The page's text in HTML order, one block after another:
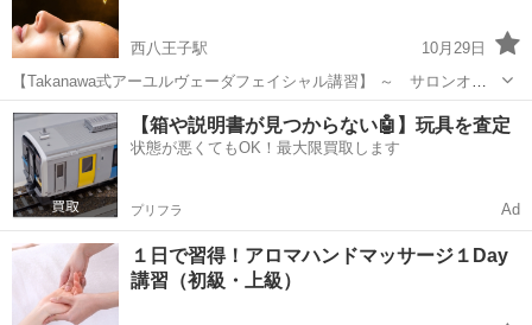
西八王子駅
10月29日
【Takanawa式アーユルヴェーダフェイシャル講習】 ～ サロンオー
ナー様必見！よりフェイシャル知識を深めてリピート顧客を増やした
い！ ～ タカナワビューティーセラピストスクール１Dayセミナー
「フェイシャル...
東京 八王子市 西八王子駅 スキンケア フェイシャル
【箱や説明書が見つからない🤖】玩具を査定
状態が悪くてもOK！最大限買取します
プリフラ Ad
１日で習得！アロマハンドマッサージ１Day
講習（初級・上級）